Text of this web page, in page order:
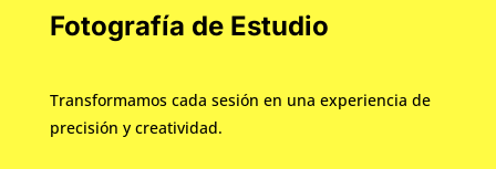
Fotografía de Estudio
Transformamos cada sesión en una experiencia de
precisión y creatividad.